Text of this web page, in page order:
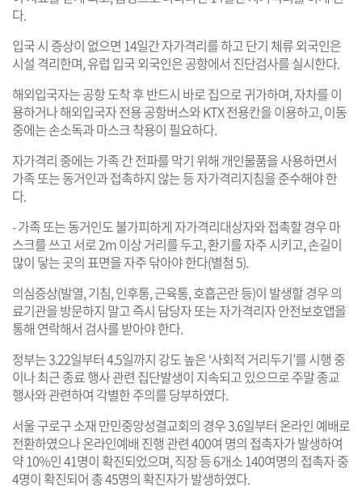
다.
입국 시 증상이 없으면 14일간 자가격리를 하고 단기 체류 외국인은
시설 격리한며, 유럽 입국 외국인은 공항에서 진단검사를 실시한다.
해외입국자는 공항 도착 후 반드시 바로 집으로 귀가하며, 자차를 이
용하거나 해외입국자 전용 공항버스와 KTX 전용칸을 이용하고, 이동
중에는 손소독과 마스크 착용이 필요하다.
자가격리 중에는 가족 간 전파를 막기 위해 개인물품을 사용하면서
가족 또는 동거인과 접촉하지 않는 등 자가격리지침을 준수해야 한
다.
- 가족 또는 동거인도 불가피하게 자가격리대상자와 접촉할 경우 마
스크를 쓰고 서로 2m 이상 거리를 두고, 환기를 자주 시키고, 손길이
많이 닿는 곳의 표면을 자주 닦아야 한다(별첨 5).
의심증상(발열, 기침, 인후통, 근육통, 호흡곤란 등)이 발생할 경우 의
료기관을 방문하지 말고 즉시 담당자 또는 자가격리자 안전보호앱을
통해 연락해서 검사를 받아야 한다.
정부는 3.22일부터 4.5일까지 강도 높은 ‘사회적 거리두기’를 시행 중
이나 최근 종료 행사 관련 집단발생이 지속되고 있으므로 주말 종교
행사와 관련하여 각별한 주의를 당부하였다.
서울 구로구 소재 만민중앙성결교회의 경우 3.6일부터 온라인 예배로
전환하였으나 온라인예배 진행 관련 400여 명의 접촉자가 발생하여
약 10%인 41명이 확진되었으며, 직장 등 6개소 140여명의 접촉자 중
4명이 확진되어 총 45명의 확진자가 발생하였다.